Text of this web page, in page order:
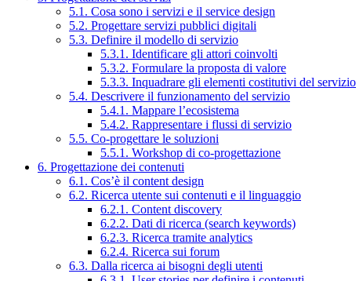
5.1. Cosa sono i servizi e il service design
5.2. Progettare servizi pubblici digitali
5.3. Definire il modello di servizio
5.3.1. Identificare gli attori coinvolti
5.3.2. Formulare la proposta di valore
5.3.3. Inquadrare gli elementi costitutivi del servizio
5.4. Descrivere il funzionamento del servizio
5.4.1. Mappare l’ecosistema
5.4.2. Rappresentare i flussi di servizio
5.5. Co-progettare le soluzioni
5.5.1. Workshop di co-progettazione
6. Progettazione dei contenuti
6.1. Cos’è il content design
6.2. Ricerca utente sui contenuti e il linguaggio
6.2.1. Content discovery
6.2.2. Dati di ricerca (search keywords)
6.2.3. Ricerca tramite analytics
6.2.4. Ricerca sui forum
6.3. Dalla ricerca ai bisogni degli utenti